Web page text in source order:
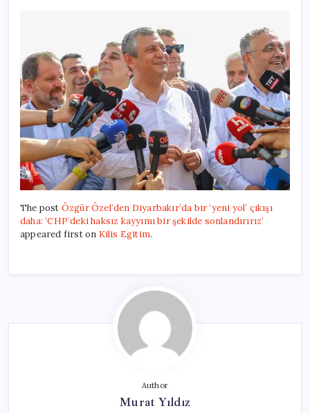
The post Özgür Özel’den Diyarbakır’da bir ‘yeni yol’ çıkışı
daha: ‘CHP’deki haksız kayyımı bir şekilde sonlandırırız’
appeared first on Kilis Egitim.
Author
Murat Yıldız